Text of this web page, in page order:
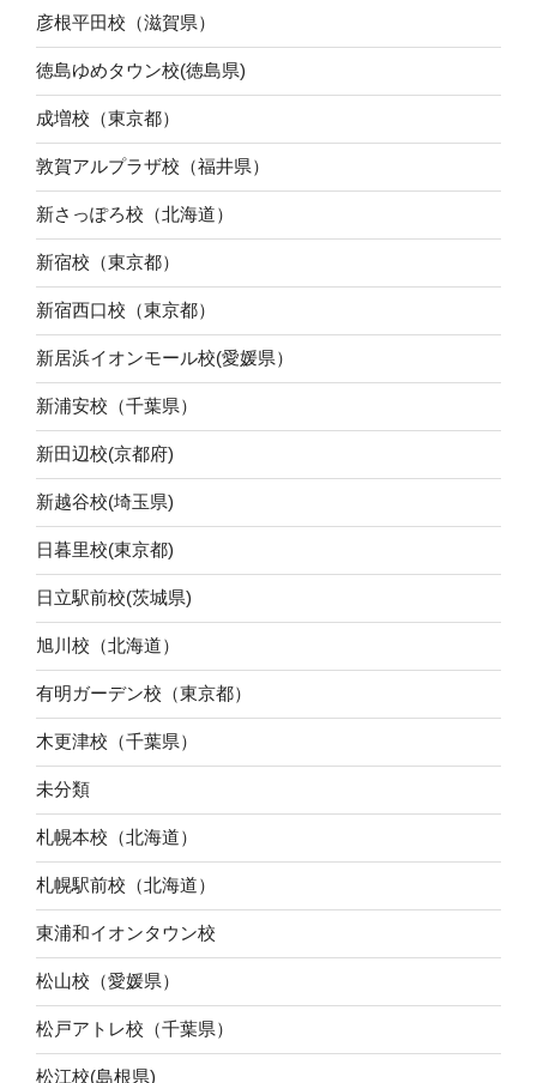
彦根平田校（滋賀県）
徳島ゆめタウン校(徳島県)
成増校（東京都）
敦賀アルプラザ校（福井県）
新さっぽろ校（北海道）
新宿校（東京都）
新宿西口校（東京都）
新居浜イオンモール校(愛媛県）
新浦安校（千葉県）
新田辺校(京都府)
新越谷校(埼玉県)
日暮里校(東京都)
日立駅前校(茨城県)
旭川校（北海道）
有明ガーデン校（東京都）
木更津校（千葉県）
未分類
札幌本校（北海道）
札幌駅前校（北海道）
東浦和イオンタウン校
松山校（愛媛県）
松戸アトレ校（千葉県）
松江校(島根県)